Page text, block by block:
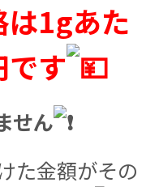
は1gあた
です
せん
た金額がその